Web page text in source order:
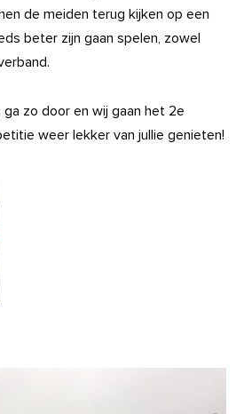
de meiden terug kijken op een
beter zijn gaan spelen, zowel
zo door en wij gaan het 2e
weer lekker van jullie genieten!